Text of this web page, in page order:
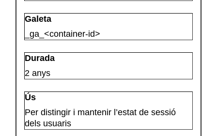
_ga_<container-id>
2 anys
Per distingir i mantenir l’estat de sessió
dels usuaris